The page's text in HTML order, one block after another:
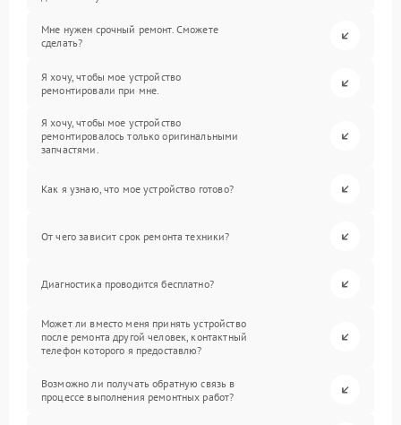
Мне нужен срочный ремонт. Сможете
сделать?
Я хочу, чтобы мое устройство
ремонтировали при мне.
Я хочу, чтобы мое устройство
ремонтировалось только оригинальными
запчастями.
Как я узнаю, что мое устройство готово?
От чего зависит срок ремонта техники?
Диагностика проводится бесплатно?
Может ли вместо меня принять устройство
после ремонта другой человек, контактный
телефон которого я предоставлю?
Возможно ли получать обратную связь в
процессе выполнения ремонтных работ?